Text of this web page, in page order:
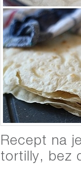
Recept na
tortilly, bez